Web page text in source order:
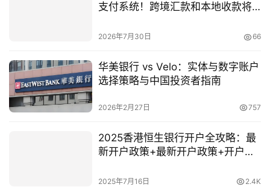
支付系统！跨境汇款和本地收款将
2026年7月30日 66
华美银行 vs Velo：实体与数字账户
选择策略与中国投资者指南
2026年2月27日 757
2025香港恒生银行开户全攻略：最
新开户政策+最新开户政策+开户流
2025年7月16日 2.4K